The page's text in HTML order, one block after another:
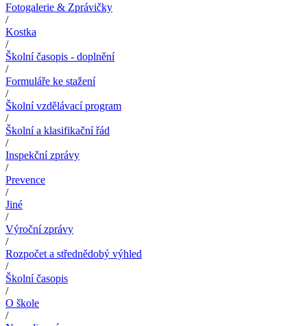
Fotogalerie & Zprávičky
/
Kostka
/
Školní časopis - doplnění
/
Formuláře ke stažení
/
Školní vzdělávací program
/
Školní a klasifikační řád
/
Inspekční zprávy
/
Prevence
/
Jiné
/
Výroční zprávy
/
Rozpočet a střednědobý výhled
/
Školní časopis
/
O škole
/